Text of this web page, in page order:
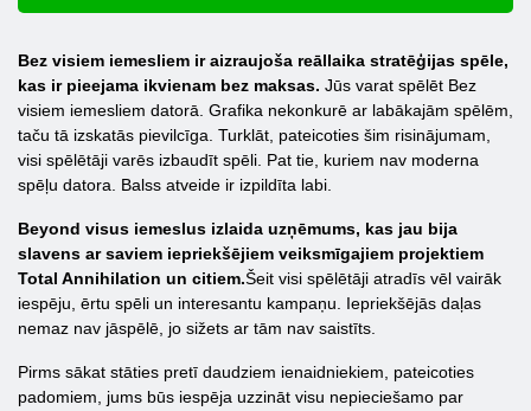
Bez visiem iemesliem ir aizraujoša reāllaika stratēģijas spēle,
kas ir pieejama ikvienam bez maksas. Jūs varat spēlēt Bez
visiem iemesliem datorā. Grafika nekonkurē ar labākajām spēlēm,
taču tā izskatās pievilcīga. Turklāt, pateicoties šim risinājumam,
visi spēlētāji varēs izbaudīt spēli. Pat tie, kuriem nav moderna
spēļu datora. Balss atveide ir izpildīta labi.
Beyond visus iemeslus izlaida uzņēmums, kas jau bija
slavens ar saviem iepriekšējiem veiksmīgajiem projektiem
Total Annihilation un citiem.Šeit visi spēlētāji atradīs vēl vairāk
iespēju, ērtu spēli un interesantu kampaņu. Iepriekšējās daļas
nemaz nav jāspēlē, jo sižets ar tām nav saistīts.
Pirms sākat stāties pretī daudziem ienaidniekiem, pateicoties
padomiem, jums būs iespēja uzzināt visu nepieciešamo par